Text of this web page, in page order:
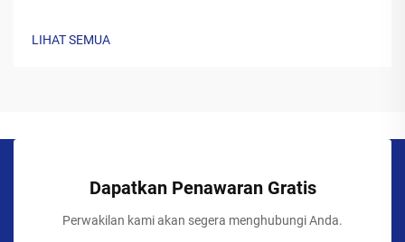
LIHAT SEMUA
Dapatkan Penawaran Gratis
Perwakilan kami akan segera menghubungi Anda.